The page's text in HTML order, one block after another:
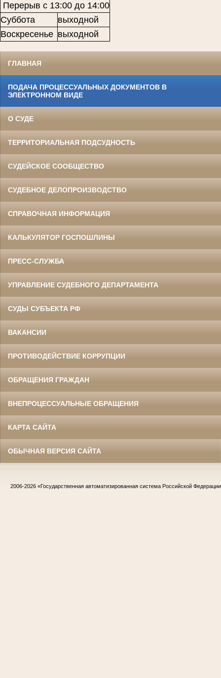
Перерыв с 13:00 до 14:00
Суббота
выходной
Воскресенье выходной
ГЛАВНАЯ
ПОДАЧА ПРОЦЕССУАЛЬНЫХ ДОКУМЕНТОВ В
ЭЛЕКТРОННОМ ВИДЕ
О СУДЕ
ТЕРРИТОРИАЛЬНАЯ ПОДСУДНОСТЬ
СУДЕЙСКОЕ СООБЩЕСТВО
СУДЕБНОЕ ДЕЛОПРОИЗВОДСТВО
СПРАВОЧНАЯ ИНФОРМАЦИЯ
КАЛЬКУЛЯТОР ГОСПОШЛИНЫ
ПРЕСС-СЛУЖБА
УПРАВЛЕНИЕ СУДЕБНОГО ДЕПАРТАМЕНТА
СУДЫ СУБЪЕКТА РФ
ВАКАНСИИ
ПРОТИВОДЕЙСТВИЕ КОРРУПЦИИ
ОБРАЩЕНИЯ ГРАЖДАН
ВНЕПРОЦЕССУАЛЬНЫЕ ОБРАЩЕНИЯ
КАРТА САЙТА
ОБЫЧНАЯ ВЕРСИЯ САЙТА
2006-2026 «Государственная автоматизированная система Российской